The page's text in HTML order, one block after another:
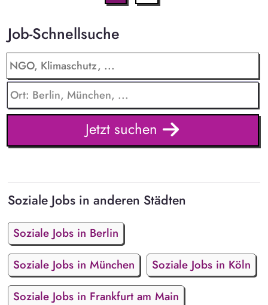
Job-Schnellsuche
Jetzt suchen
Soziale Jobs in anderen Städten
Soziale Jobs in Berlin
Soziale Jobs in München
Soziale Jobs in Köln
Soziale Jobs in Frankfurt am Main